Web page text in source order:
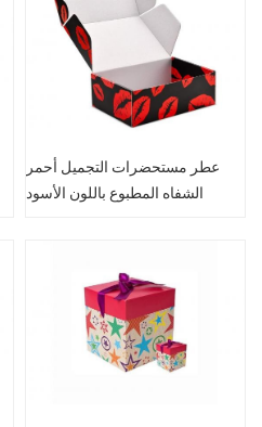
عطر مستحضرات التجميل أحمر
الشفاه المطبوع باللون الأسود